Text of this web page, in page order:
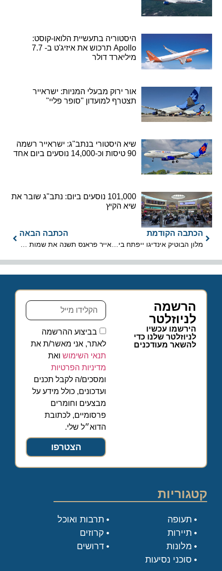
היסטוריה בתעשיית הלואו-קוסט:
Apollo תרכוש את איזיג'ט ב- 7.7
מיליארד דולר
אור ירוק מבעלי המניות: ישראייר
תצטרף למועדון "סופר פליי"
שיא היסטורי בנתב"ג: ישראייר רשמה
90 טיסות וכ-14,000 נוסעים ביום אחד
101,000 נוסעים ביום: נתב"ג שובר את
שיא הקיץ
הכתבה הקודמת הכתבה הבאה
הרשמה
לניוזלטר
הירשמו עכשיו
לניוזלטר שלנו כדי
להשאר מעודכנים
בביצוע ההרשמה
לאתר, אני מאשר/ת את
תנאי השימוש ואת
מדיניות הפרטיות
ומסכים/ה לקבל תכנים
ועדכונים, כולל מידע על
מבצעים וחומרים
פרסומיים, לכתובת
הדוא״ל שלי.
הצטרפו
קטגוריות
תעופה
תיירות
מלונות
סוכני נסיעות
תרבות ואוכל
קרוזים
דרושים